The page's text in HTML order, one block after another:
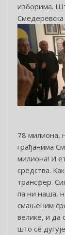
изборима.
78 милиона,
грађанима
милиона! И
средства.
трансфер.
па ни наша,
смањеним
велике, и да
што се